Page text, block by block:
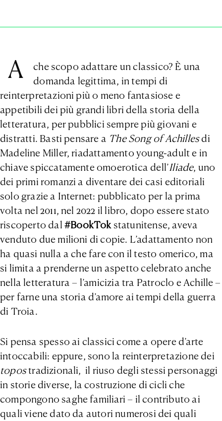
A
che scopo adattare un classico? È una
domanda legittima, in tempi di
reinterpretazioni più o meno fantasiose e
appetibili dei più grandi libri della storia della
letteratura, per pubblici sempre più giovani e
distratti. Basti pensare a The Song of Achillesdi
Madeline Miller, riadattamento young-adult e in
chiave spiccatamente omoerotica dell’Iliade, uno
dei primi romanzi a diventare dei casi editoriali
solo grazie a Internet: pubblicato per la prima
volta nel 2011, nel 2022 il libro, dopo essere stato
riscoperto dal #BookTok statunitense, aveva
venduto due milioni di copie. L’adattamento non
ha quasi nulla a che fare con il testo omerico, ma
si limita a prenderne un aspetto celebrato anche
nella letteratura – l’amicizia tra Patroclo e Achille –
per farne una storia d’amore ai tempi della guerra
di Troia.
Si pensa spesso ai classici come a opere d’arte
intoccabili: eppure, sono la reinterpretazione dei
topostradizionali, il riuso degli stessi personaggi
in storie diverse, la costruzione di cicli che
compongono saghe familiari – il contributo ai
quali viene dato da autori numerosi dei quali